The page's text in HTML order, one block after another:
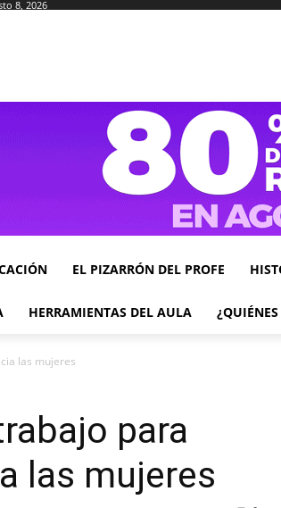
8, 2026
EL PIZARRÓN DEL PROFE
HERRAMIENTAS DEL AULA
las mujeres
para
las mujeres